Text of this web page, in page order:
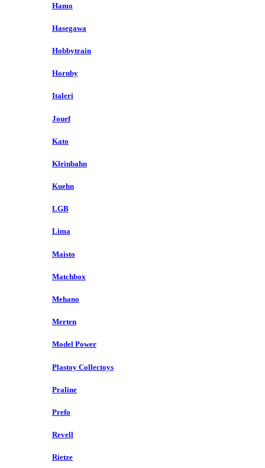
Hamo
Hasegawa
Hobbytrain
Hornby
Italeri
Jouef
Kato
Kleinbahn
Kuehn
LGB
Lima
Maisto
Matchbox
Mehano
Merten
Model Power
Plastoy Collectoys
Praline
Prefo
Revell
Rietze